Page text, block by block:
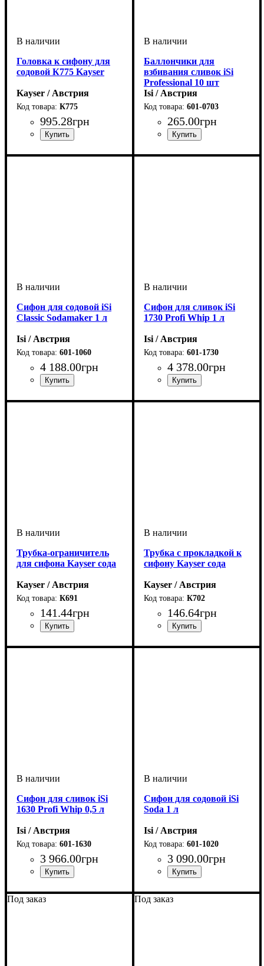
Головка к сифону для
содовой К775 Kayser
Kayser / Австрия
К775
995.28грн
Баллончики для
взбивания сливок iSi
Professional 10 шт
Isi / Австрия
601-0703
265.00грн
Сифон для содовой iSi
Classic Sodamaker 1 л
Isi / Австрия
601-1060
4 188.00грн
Сифон для сливок iSi
1730 Profi Whip 1 л
Isi / Австрия
601-1730
4 378.00грн
Трубка-ограничитель
для сифона Kayser сода
Kayser / Австрия
К691
141.44грн
Трубка с прокладкой к
сифону Kayser сода
Kayser / Австрия
К702
146.64грн
Сифон для сливок iSi
1630 Profi Whip 0,5 л
Isi / Австрия
601-1630
3 966.00грн
Сифон для содовой iSi
Soda 1 л
Isi / Австрия
601-1020
3 090.00грн
Под заказ Под заказ